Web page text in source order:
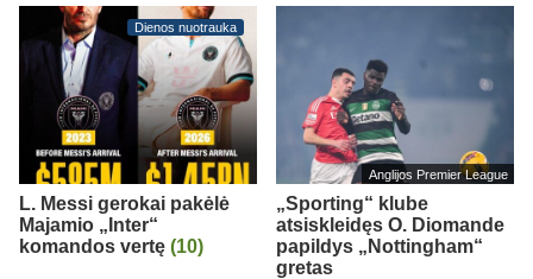
Dienos nuotrauka
L. Messi gerokai pakėlė
Majamio „Inter“
komandos vertę (10)
Anglijos Premier League
„Sporting“ klube
atsiskleidęs O. Diomande
papildys „Nottingham“
gretas